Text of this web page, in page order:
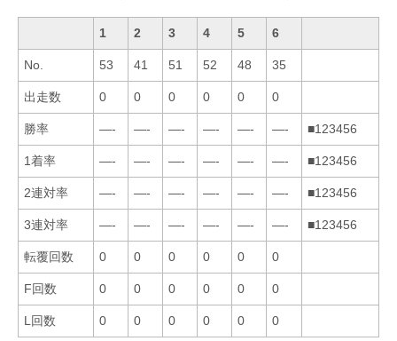
1 2 3 4 5 6
No. 53 41 51 52 48 35
出走数 0 0 0 0 0 0
勝率 —- —- —- —- —- —- ■123456
1着率 —- —- —- —- —- —- ■123456
2連対率 —- —- —- —- —- —- ■123456
3連対率 —- —- —- —- —- —- ■123456
転覆回数 0 0 0 0 0 0
F回数 0 0 0 0 0 0
L回数 0 0 0 0 0 0